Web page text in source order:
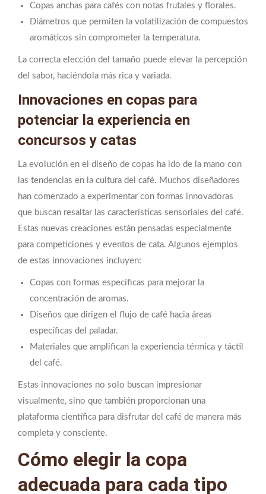
Copas anchas para cafés con notas frutales y florales.
Diámetros que permiten la volatilización de compuestos
aromáticos sin comprometer la temperatura.
La correcta elección del tamaño puede elevar la percepción
del sabor, haciéndola más rica y variada.
Innovaciones en copas para
potenciar la experiencia en
concursos y catas
La evolución en el diseño de copas ha ido de la mano con
las tendencias en la cultura del café. Muchos diseñadores
han comenzado a experimentar con formas innovadoras
que buscan resaltar las características sensoriales del café.
Estas nuevas creaciones están pensadas especialmente
para competiciones y eventos de cata. Algunos ejemplos
de estas innovaciones incluyen:
Copas con formas específicas para mejorar la
concentración de aromas.
Diseños que dirigen el flujo de café hacia áreas
específicas del paladar.
Materiales que amplifican la experiencia térmica y táctil
del café.
Estas innovaciones no solo buscan impresionar
visualmente, sino que también proporcionan una
plataforma científica para disfrutar del café de manera más
completa y consciente.
Cómo elegir la copa
adecuada para cada tipo